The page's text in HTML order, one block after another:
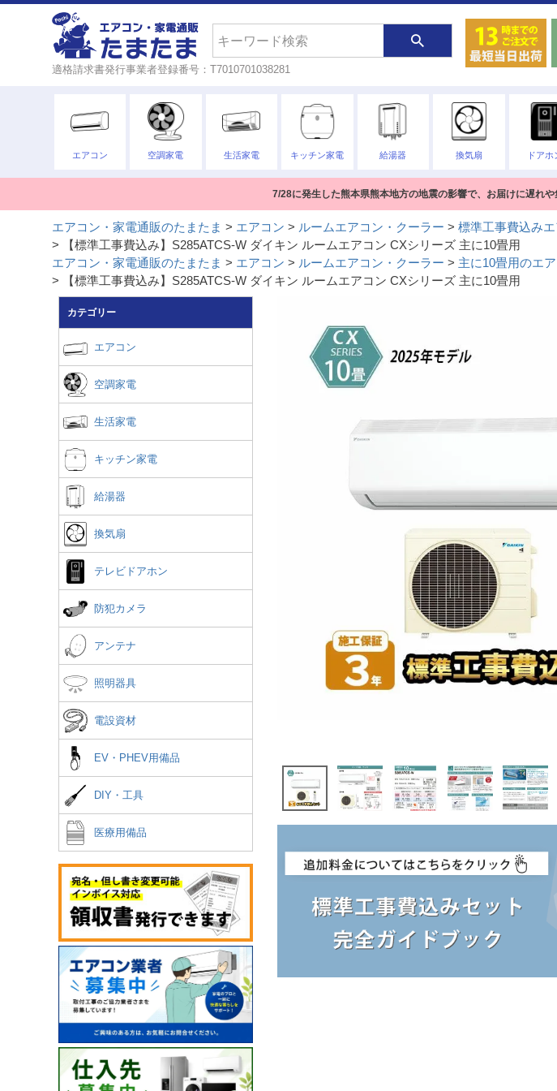
適格請求書発行事業者登録番号：T7010701038281
エアコン 空調家電 生活家電 キッチン家電 給湯器 換気扇 ドアホ
7/28に発生した熊本県熊本地方の地震の影響で、お届けに遅れ
エアコン・家電通販のたまたま エアコン ルームエアコン・クーラー
標準工事費込み
【標準工事費込み】S285ATCS-W ダイキン ルームエアコン CXシリーズ 主に10畳用
エアコン・家電通販のたまたま
エアコン ルームエアコン・クーラー
主に10畳用のエ
【標準工事費込み】S285ATCS-W ダイキン ルームエアコン CXシリーズ 主に10畳用
カテゴリー
エアコン
空調家電
生活家電
キッチン家電
給湯器
換気扇
テレビドアホン
防犯カメラ
アンテナ
照明器具
電設資材
EV・PHEV用備品
DIY・工具
医療用備品